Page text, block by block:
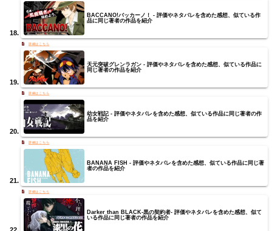
BACCANO!バッカーノ！ - 評価やネタバレを含めた感想、似ている作
品に同じ著者の作品を紹介
天元突破グレンラガン - 評価やネタバレを含めた感想、似ている作品に
同じ著者の作品を紹介
幼女戦記 - 評価やネタバレを含めた感想、似ている作品に同じ著者の作
品を紹介
BANANA FISH - 評価やネタバレを含めた感想、似ている作品に同じ著
者の作品を紹介
Darker than BLACK-黒の契約者- 評価やネタバレを含めた感想、似て
いる作品に同じ著者の作品を紹介